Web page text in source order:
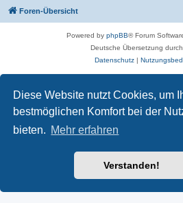
Diese Website nutzt Cookies, um
bestmöglichen Komfort bei der
bieten. Mehr erfahren
Verstanden!
Foren-Übersicht
Powered by phpBB® Forum
Deutsche Übersetzung durch
Datenschutz|